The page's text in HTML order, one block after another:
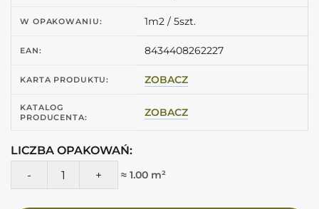
W OPAKOWANIU: 1m2 / 5szt.
EAN: 8434408262227
KARTA PRODUKTU: ZOBACZ
KATALOG
PRODUCENTA:
ZOBACZ
LICZBA OPAKOWAŃ:
ilość Peronda Fs STAR OXIDE 45X45 Płytki gwiazdy rdzawe
≈ 1.00 m²